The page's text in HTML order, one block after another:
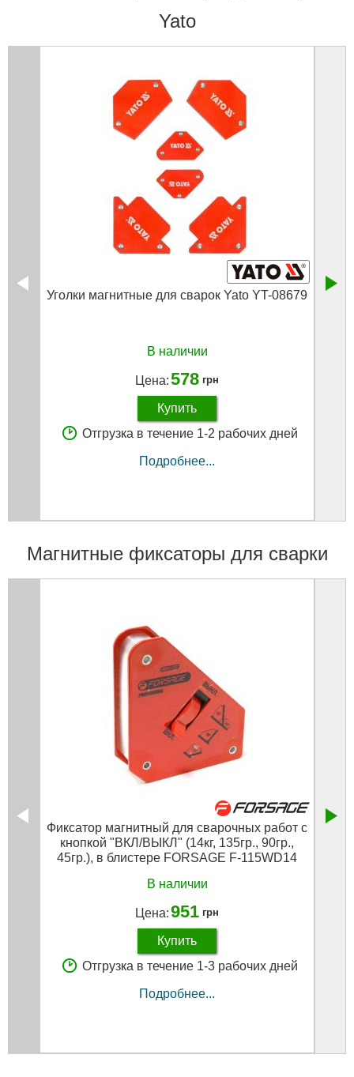
Yato
Уголки магнитные для сварок Yato YT-08679
В наличии
Цена:578 грн
Купить
Отгрузка в течение 1-2 рабочих дней
Подробнее...
Магнитные фиксаторы для сварки
Фиксатор магнитный для сварочных работ с
кнопкой "ВКЛ/ВЫКЛ" (14кг, 135гр., 90гр.,
45гр.), в блистере FORSAGE F-115WD14
В наличии
Цена:951 грн
Купить
Отгрузка в течение 1-3 рабочих дней
Подробнее...